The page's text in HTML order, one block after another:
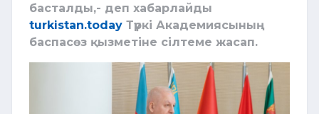
басталды,- деп хабарлайды
turkistan.today Түркі Академиясының
баспасөз қызметіне сілтеме жасап.